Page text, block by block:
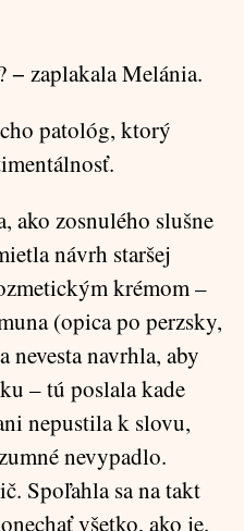
− zaplakala Melánia.
patológ, ktorý
ako zosnulého slušne
návrh staršej
krémom –
(opica po perzsky,
navrhla, aby
– tú poslala kade
nepustila k slovu,
nevypadlo.
Spoľahla sa na takt
všetko, ako je.